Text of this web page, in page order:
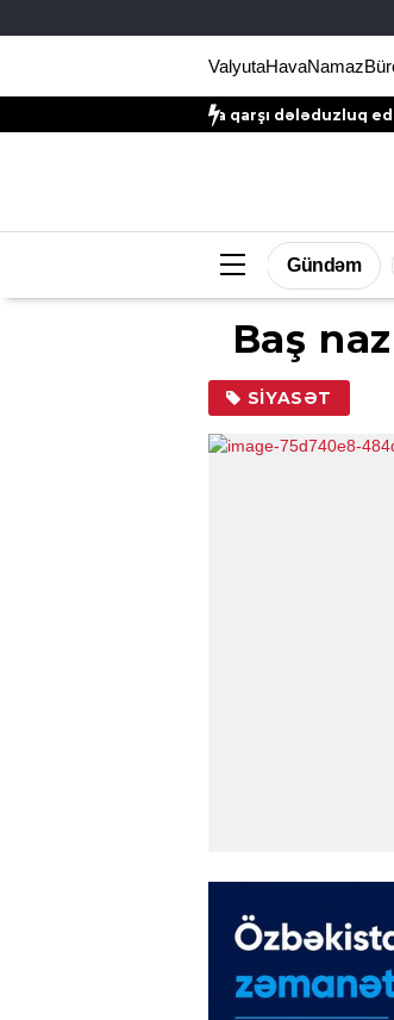
ValyutaHavaNamaz
Əliyevin qızına qarşı dələduzluq edildi
Gündəm
Baş
SIYASƏT